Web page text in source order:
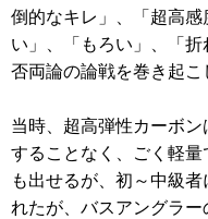
倒的なキレ」、「超高
い」、「もろい」、「
否両論の論戦を巻き起こ
当時、超高弾性カーボン
することなく、ごく軽
も出せるが、初～中級
れたが、バスアングラ